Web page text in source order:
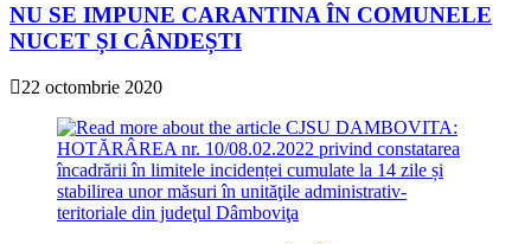
NU SE IMPUNE CARANTINA ÎN COMUNELE
NUCET ȘI CÂNDEȘTI
22 octombrie 2020